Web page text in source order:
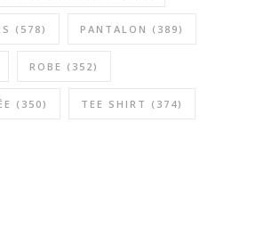
(578) PANTALON (389)
ROBE (352)
(350) TEE SHIRT (374)